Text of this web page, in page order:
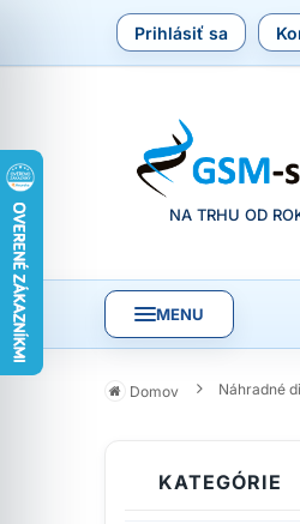
Prihlásiť sa
NA TRHU OD
MENU
Domov Náhradné
KATEGÓRIE